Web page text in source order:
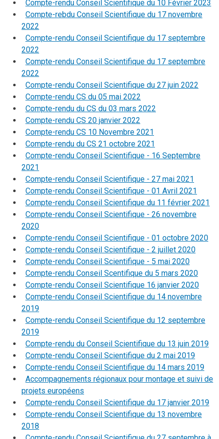
Compte-rendu Conseil Scientifique du 10 Février 2023
Compte-rebdu Conseil Scientifique du 17 novembre
2022
Compte-rendu Conseil Scientifique du 17 septembre
2022
Compte-rendu Conseil Scientifique du 17 septembre
2022
Compte-rendu Conseil Scientifique du 27 juin 2022
Compte-rendu CS du 05 mai 2022
Compte-rendu du CS du 03 mars 2022
Compte-rendu CS 20 janvier 2022
Compte-rendu CS 10 Novembre 2021
Compte-rendu du CS 21 octobre 2021
Compte-rendu Conseil Scientifique - 16 Septembre
2021
Compte-rendu Conseil Scientifique - 27 mai 2021
Compte-rendu Conseil Scientifique - 01 Avril 2021
Compte-rendu Conseil Scientifique du 11 février 2021
Compte-rendu Conseil Scientifique - 26 novembre
2020
Compte-rendu Conseil Scientifique - 01 octobre 2020
Compte-rendu Conseil Scientifique - 2 juillet 2020
Compte-rendu Conseil Scientifique - 5 mai 2020
Compte-rendu Conseil Scentifique du 5 mars 2020
Compte-rendu Conseil Scientifique 16 janvier 2020
Compte-rendu Conseil Scientifique du 14 novembre
2019
Compte-rendu Conseil Scientifique du 12 septembre
2019
Compte-rendu du Conseil Scientifique du 13 juin 2019
Compte-rendu Conseil Scientifique du 2 mai 2019
Compte-rendu Conseil Scientifique du 14 mars 2019
Accompagnements régionaux pour montage et suivi de
projets européens
Compte-rendu Conseil Scientifique du 17 janvier 2019
Compte-rendu Conseil Scientifique du 13 novembre
2018